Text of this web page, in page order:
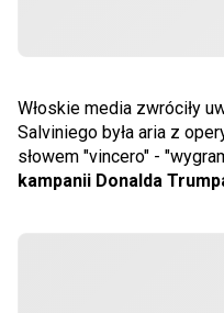
Włoskie media zwróciły
Salviniego była aria z
słowem "vincero" -
kampanii Donalda